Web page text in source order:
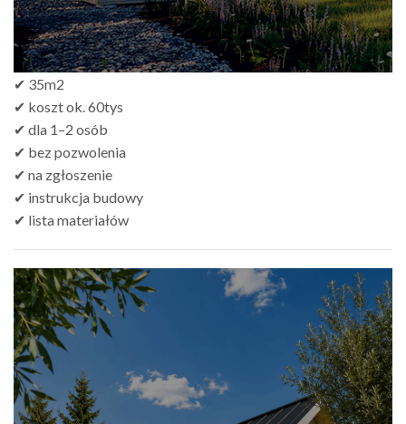
✔ 35m2
✔ koszt ok. 60tys
✔ dla 1–2 osób
✔ bez pozwolenia
✔ na zgłoszenie
✔ instrukcja budowy
✔ lista materiałów